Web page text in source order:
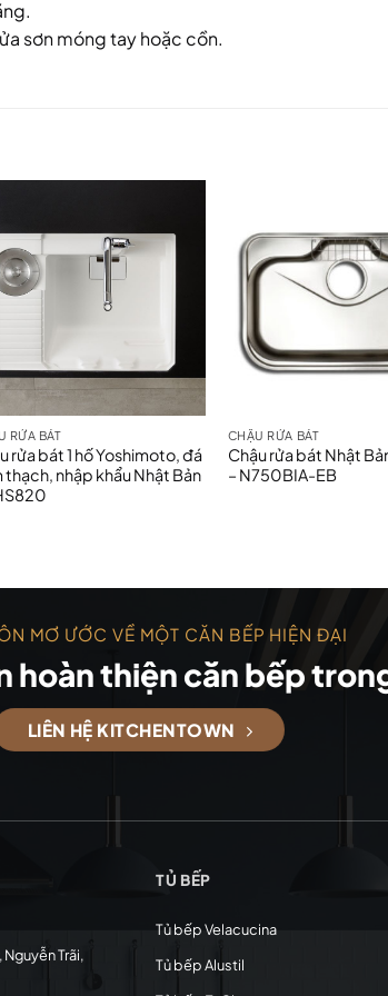
sơn móng tay hoặc cồn.
RỬA BÁT
rửa bát 1 hố Yoshimoto, đá
thạch, nhập khẩu Nhật Bản
CHẬU RỬA BÁT
Chậu rửa bát Nhật
– N750BIA-EB
MƠ ƯỚC VỀ MỘT CĂN BẾP HIỆN ĐẠI
hoàn thiện căn bếp
LIÊN HỆ KITCHENTOWN
Nguyễn Trãi,
TỦ BẾP
Tủ bếp Velacucina
Tủ bếp Alustil